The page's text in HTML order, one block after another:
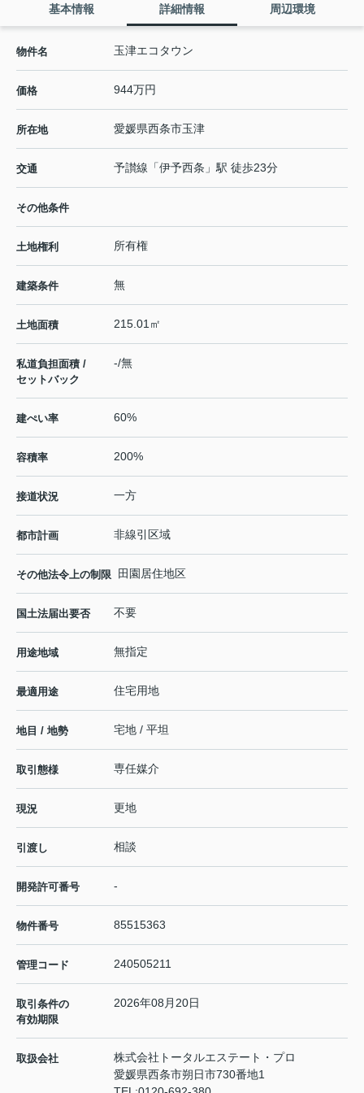
基本情報 詳細情報 周辺環境
物件名 玉津エコタウン
価格 944万円
所在地 愛媛県西条市玉津
交通 予讃線 「伊予西条 」駅 徒歩23分
その他条件
土地権利 所有権
建築条件 無
土地面積 215.01㎡
私道負担面積 /
セットバック
-/無
建ぺい率 60%
容積率 200%
接道状況 一方
都市計画 非線引区域
その他法令上の制限 田園居住地区
国土法届出要否 不要
用途地域 無指定
最適用途 住宅用地
地目 / 地勢 宅地 / 平坦
取引態様 専任媒介
現況 更地
引渡し 相談
開発許可番号 -
物件番号 85515363
管理コード 240505211
取引条件の
有効期限
2026年08月20日
取扱会社
株式会社トータルエステート・プロ
愛媛県西条市朔日市730番地1